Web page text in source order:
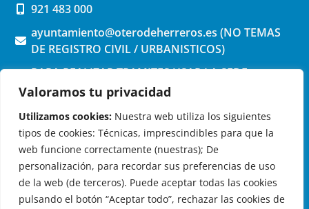
Valoramos tu privacidad
Utilizamos cookies: Nuestra web utiliza los siguientes
tipos de cookies: Técnicas, imprescindibles para que la
web funcione correctamente (nuestras); De
personalización, para recordar sus preferencias de uso
de la web (de terceros). Puede aceptar todas las cookies
pulsando el botón “Aceptar todo”, rechazar las cookies de
921 483 000
ayuntamiento@oterodeherreros.es (NO TEMAS
DE REGISTRO CIVIL / URBANISTICOS)
PARA REALIZAR TRAMITES USAR LA SEDE
ELECTRONICA (pinchar aquí)
OTERO DE HERREROS EN LAS REDES